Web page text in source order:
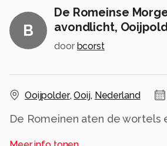
B
De Romeinse
avondlicht,
door bcorst
Ooijpolder,Ooij, Nederland
De Romeinen aten de wortels